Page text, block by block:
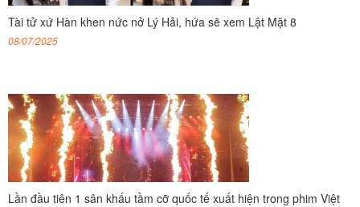
Tài tử xứ Hàn khen nức nở Lý Hải, hứa sẽ xem Lật Mặt 8
08/07/2025
Lần đầu tiên 1 sân khấu tầm cỡ quốc tế xuất hiện trong phim Việt